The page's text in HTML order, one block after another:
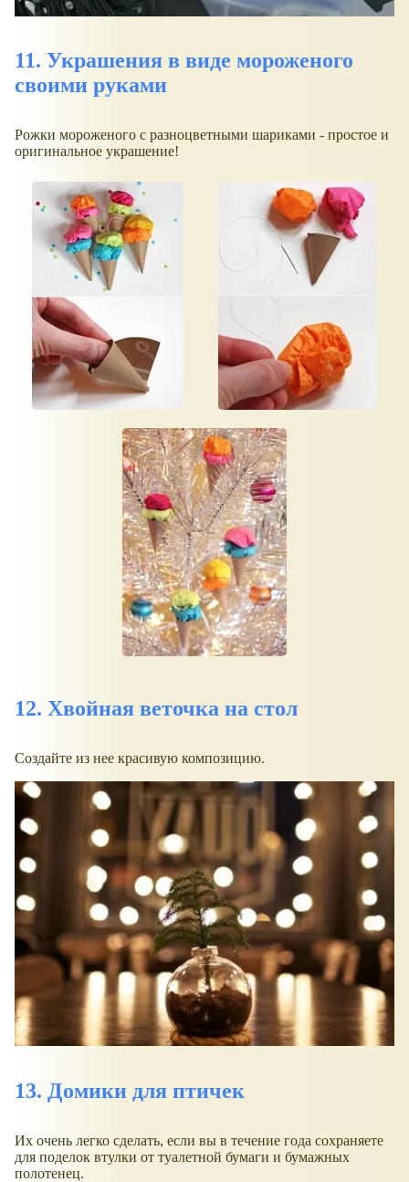
11. Украшения в виде мороженого
своими руками
Рожки мороженого с разноцветными шариками - простое и
оригинальное украшение!
12. Хвойная веточка на стол
Создайте из нее красивую композицию.
13. Домики для птичек
Их очень легко сделать, если вы в течение года сохраняете
для поделок втулки от туалетной бумаги и бумажных
полотенец.